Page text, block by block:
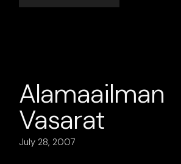
Alamaailman
Vasarat
July 28, 2007